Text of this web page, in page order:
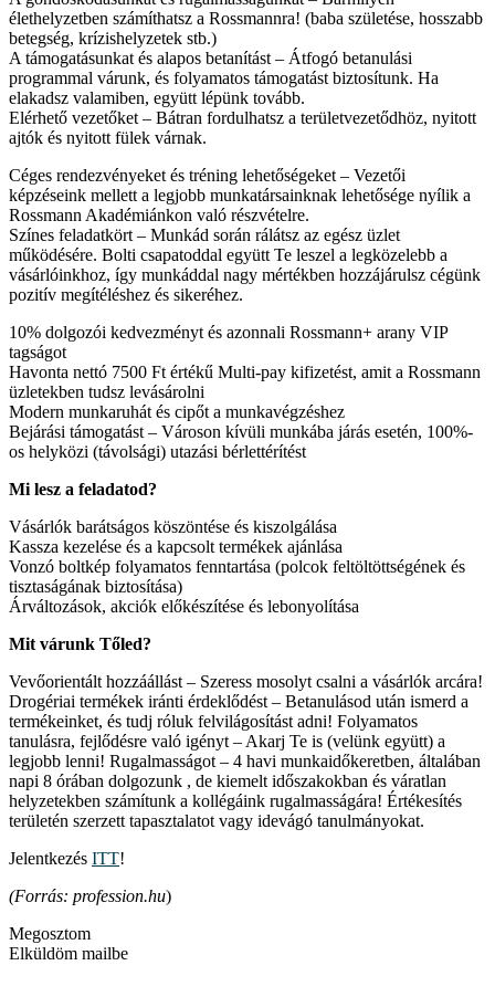
élethelyzetben számíthatsz a Rossmannra! (baba születése, hosszabb
betegség, krízishelyzetek stb.)
A támogatásunkat és alapos betanítást – Átfogó betanulási
programmal várunk, és folyamatos támogatást biztosítunk. Ha
elakadsz valamiben, együtt lépünk tovább.
Elérhető vezetőket – Bátran fordulhatsz a területvezetődhöz, nyitott
ajtók és nyitott fülek várnak.
Céges rendezvényeket és tréning lehetőségeket – Vezetői
képzéseink mellett a legjobb munkatársainknak lehetősége nyílik a
Rossmann Akadémiánkon való részvételre.
Színes feladatkört – Munkád során rálátsz az egész üzlet
működésére. Bolti csapatoddal együtt Te leszel a legközelebb a
vásárlóinkhoz, így munkáddal nagy mértékben hozzájárulsz cégünk
pozitív megítéléshez és sikeréhez.
10% dolgozói kedvezményt és azonnali Rossmann+ arany VIP
tagságot
Havonta nettó 7500 Ft értékű Multi-pay kifizetést, amit a Rossmann
üzletekben tudsz levásárolni
Modern munkaruhát és cipőt a munkavégzéshez
Bejárási támogatást – Városon kívüli munkába járás esetén, 100%-
os helyközi (távolsági) utazási bérlettérítést
Mi lesz a feladatod?
Vásárlók barátságos köszöntése és kiszolgálása
Kassza kezelése és a kapcsolt termékek ajánlása
Vonzó boltkép folyamatos fenntartása (polcok feltöltöttségének és
tisztaságának biztosítása)
Árváltozások, akciók előkészítése és lebonyolítása
Mit várunk Tőled?
Vevőorientált hozzáállást – Szeress mosolyt csalni a vásárlók arcára!
Drogériai termékek iránti érdeklődést – Betanulásod után ismerd a
termékeinket, és tudj róluk felvilágosítást adni! Folyamatos
tanulásra, fejlődésre való igényt – Akarj Te is (velünk együtt) a
legjobb lenni! Rugalmasságot – 4 havi munkaidőkeretben, általában
napi 8 órában dolgozunk , de kiemelt időszakokban és váratlan
helyzetekben számítunk a kollégáink rugalmasságára! Értékesítés
területén szerzett tapasztalatot vagy idevágó tanulmányokat.
Jelentkezés ITT!
(Forrás: profession.hu)
Megosztom
Elküldöm mailbe